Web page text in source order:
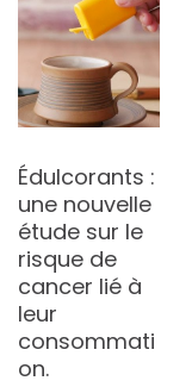
Édulcorants :
une nouvelle
étude sur le
risque de
cancer lié à
leur
consommati
on.